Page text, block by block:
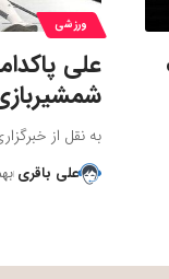
ورزشی
علی
به نقل از خبرگزاری موج ،
علی باقری